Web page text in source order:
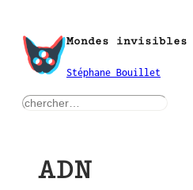
contenu
Mondes invisibles
Stéphane Bouillet
rechercher
ADN